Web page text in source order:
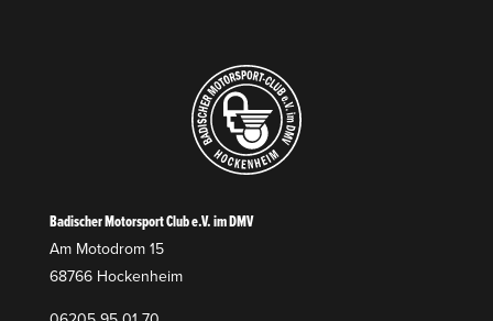
Badischer Motorsport Club e.V. im DMV
Am Motodrom 15
68766 Hockenheim